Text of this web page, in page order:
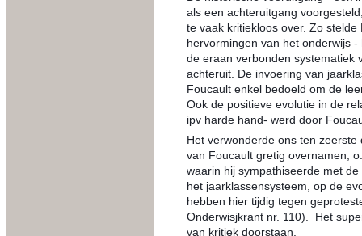
als een achteruitgang
te vaak kritiekloos over. Zo
hervormingen van het onderwijs
de eraan verbonden systematiek
achteruit. De invoering van
Foucault enkel bedoeld om de
Ook de positieve evolutie in de
ipv harde hand- werd door
Het verwonderde ons ten
van Foucault gretig overnamen,
waarin hij sympathiseerde met
het jaarklassensysteem, op de
hebben hier tijdig tegen
Onderwisjkrant nr. 110). Het
van kritiek doorstaan.